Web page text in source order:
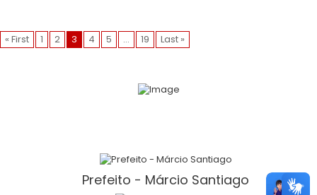
« First 1 2 3 4 5 … 19 Last »
Prefeito - Márcio Santiago